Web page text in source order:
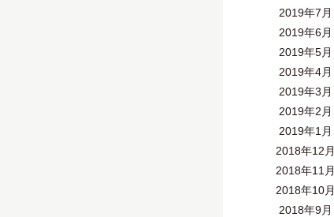
2019年7月
2019年6月
2019年5月
2019年4月
2019年3月
2019年2月
2019年1月
2018年12月
2018年11月
2018年10月
2018年9月